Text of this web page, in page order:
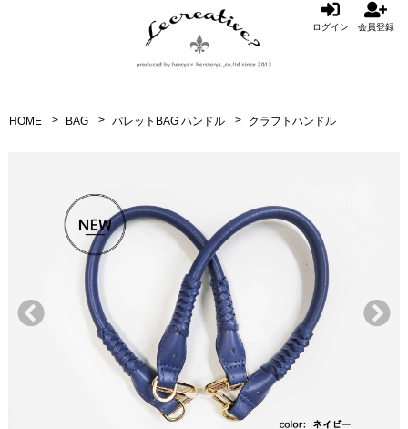
ログイン 会員登録
HOME BAG パレットBAG ハンドル クラフトハンドル